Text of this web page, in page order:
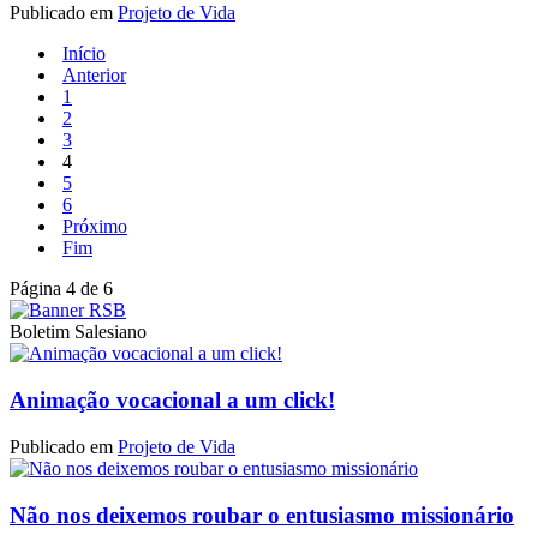
Publicado em Projeto de Vida
Início
Anterior
1
2
3
4
5
6
Próximo
Fim
Página 4 de 6
Boletim Salesiano
Animação vocacional a um click!
Publicado em Projeto de Vida
Não nos deixemos roubar o entusiasmo missionário